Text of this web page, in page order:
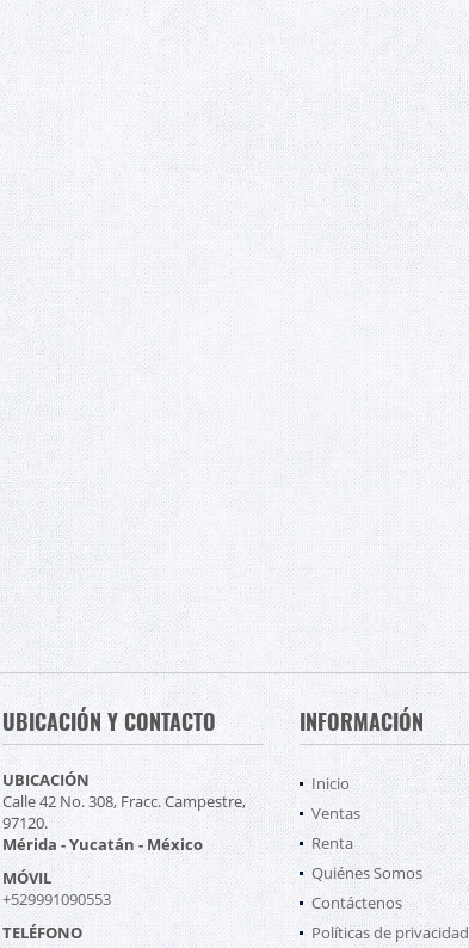
UBICACIÓN Y CONTACTO
UBICACIÓN
Calle 42 No. 308, Fracc. Campestre,
97120.
Mérida - Yucatán - México
MÓVIL
+529991090553
TELÉFONO
INFORMACIÓN
Inicio
Ventas
Renta
Quiénes Somos
Contáctenos
Políticas de privacidad